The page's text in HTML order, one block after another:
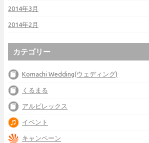
2014年3月
2014年2月
カテゴリー
Komachi Wedding(ウェディング)
くるまる
アルビレックス
イベント
キャンペーン